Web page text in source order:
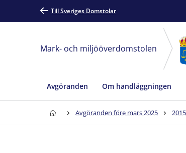
Till Sveriges Domstolar
Mark- och miljööverdomstolen
Avgöranden Om handläggningen
Avgöranden före mars 2025 2015